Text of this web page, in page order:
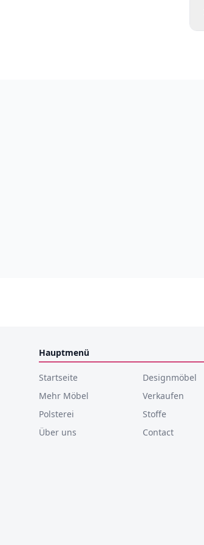
Hauptmenü
Startseite
Designmöbel
Mehr Möbel
Verkaufen
Polsterei
Stoffe
Über uns
Contact